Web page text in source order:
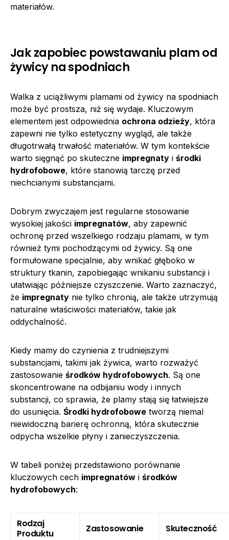
materiałów.
Jak zapobiec powstawaniu plam od
żywicy na spodniach
Walka z uciążliwymi plamami od żywicy na spodniach
może być prostsza, niż się wydaje. Kluczowym
elementem jest odpowiednia ochrona odzieży, która
zapewni nie tylko estetyczny wygląd, ale także
długotrwałą trwałość materiałów. W tym kontekście
warto sięgnąć po skuteczne impregnaty i środki
hydrofobowe, które stanowią tarczę przed
niechcianymi substancjami.
Dobrym zwyczajem jest regularne stosowanie
wysokiej jakości impregnatów, aby zapewnić
ochronę przed wszelkiego rodzaju plamami, w tym
również tymi pochodzącymi od żywicy. Są one
formułowane specjalnie, aby wnikać głęboko w
struktury tkanin, zapobiegając wnikaniu substancji i
ułatwiając późniejsze czyszczenie. Warto zaznaczyć,
że impregnaty nie tylko chronią, ale także utrzymują
naturalne właściwości materiałów, takie jak
oddychalność.
Kiedy mamy do czynienia z trudniejszymi
substancjami, takimi jak żywica, warto rozważyć
zastosowanie środków hydrofobowych. Są one
skoncentrowane na odbijaniu wody i innych
substancji, co sprawia, że plamy stają się łatwiejsze
do usunięcia. Środki hydrofobowe tworzą niemal
niewidoczną barierę ochronną, która skutecznie
odpycha wszelkie płyny i zanieczyszczenia.
W tabeli poniżej przedstawiono porównanie
kluczowych cech impregnatów i środków
hydrofobowych:
Rodzaj
Produktu
Zastosowanie Skuteczność